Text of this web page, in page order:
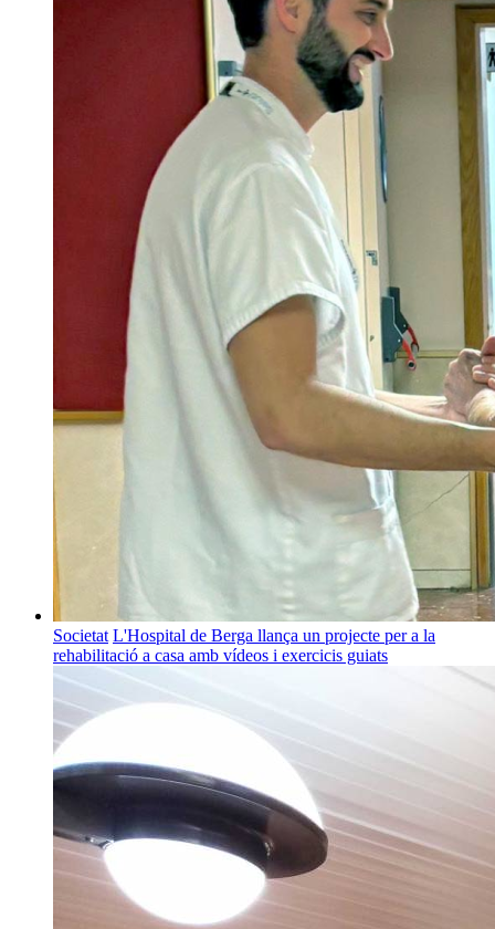
Societat L'Hospital de Berga llança un projecte per a la
rehabilitació a casa amb vídeos i exercicis guiats